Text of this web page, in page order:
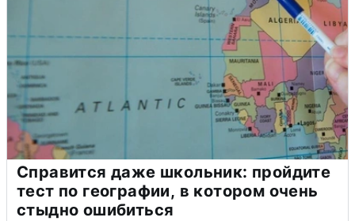
Справится даже школьник: пройдите
тест по географии, в котором очень
стыдно ошибиться